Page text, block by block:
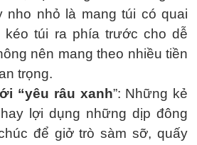
nho nhỏ là mang túi có quai
kéo túi ra phía trước cho dễ
nên mang theo nhiều tiền
trọng.
“yêu râu xanh”: Những kẻ
lợi dụng những dịp đông
để giở trò sàm sỡ, quấy